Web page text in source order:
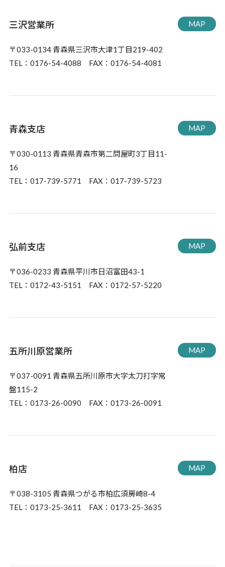
三沢営業所
〒033-0134 青森県三沢市大津1丁目219-402
TEL：0176-54-4088 FAX：0176-54-4081
MAP
青森支店
〒030-0113 青森県青森市第二問屋町3丁目11-
16
TEL：017-739-5771 FAX：017-739-5723
MAP
弘前支店
〒036-0233 青森県平川市日沼富田43-1
TEL：0172-43-5151 FAX：0172-57-5220
MAP
五所川原営業所
〒037-0091 青森県五所川原市大字太刀打字常
盤115-2
TEL：0173-26-0090 FAX：0173-26-0091
MAP
柏店
〒038-3105 青森県つがる市柏広須房崎8-4
TEL：0173-25-3611 FAX：0173-25-3635
MAP